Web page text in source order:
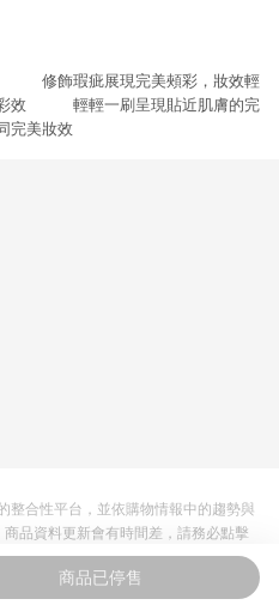
- 購物中心商店之商品：商
超贈點/福利金/紅利折抵/折
發轉賣不具回饋資格： 如
賣而非最終消費使用者，
修飾瑕疵展現完美頰彩，妝效輕
效 輕輕一刷呈現貼近肌膚的完
美妝效
商品已停售
整合性平台，並依購物情報中的趨勢與
品資料更新會有時間差，請務必點擊
購物條件，一切資訊以合作廠商網頁為